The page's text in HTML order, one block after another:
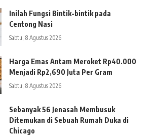
Inilah Fungsi Bintik-bintik pada
Centong Nasi
Sabtu, 8 Agustus 2026
Harga Emas Antam Meroket Rp40.000
Menjadi Rp2,690 Juta Per Gram
Sabtu, 8 Agustus 2026
Sebanyak 56 Jenasah Membusuk
Ditemukan di Sebuah Rumah Duka di
Chicago